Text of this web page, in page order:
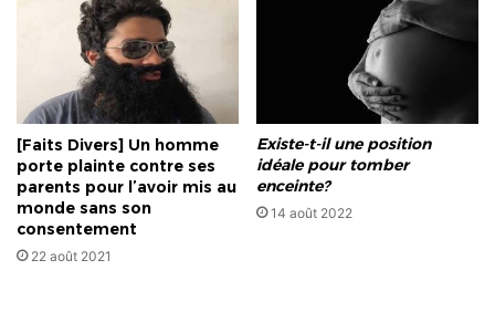
[Faits Divers] Un homme
porte plainte contre ses
parents pour l’avoir mis au
monde sans son
consentement
22 août 2021
Existe-t-il une position
idéale pour tomber
enceinte?
14 août 2022